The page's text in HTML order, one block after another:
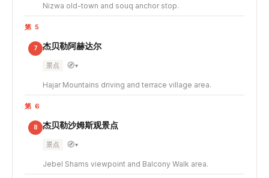
Nizwa old-town and souq anchor stop.
第 5
7 杰贝勒阿赫达尔
景点 🧭▾
Hajar Mountains driving and terrace village area.
第 6
8 杰贝勒沙姆斯观景点
景点 🧭▾
Jebel Shams viewpoint and Balcony Walk area.